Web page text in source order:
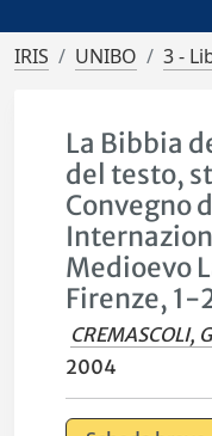
IRIS UNIBO 3 -
La Bibbia
del testo,
Convegno
Medioevo
Firenze, 1-
CREMASCOLI,
2004